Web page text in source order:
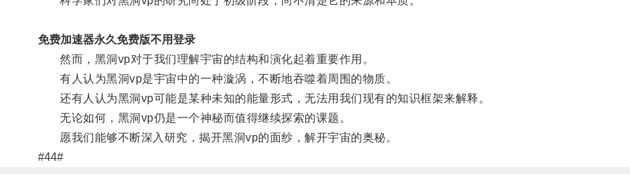
免费加速器永久免费版不用登录
然而，黑洞vp对于我们理解宇宙的结构和演化起着重要作用。
有人认为黑洞vp是宇宙中的一种漩涡，不断地吞噬着周围的物质。
还有人认为黑洞vp可能是某种未知的能量形式，无法用我们现有的知识框架来解释。
无论如何，黑洞vp仍是一个神秘而值得继续探索的课题。
愿我们能够不断深入研究，揭开黑洞vp的面纱，解开宇宙的奥秘。
#44#